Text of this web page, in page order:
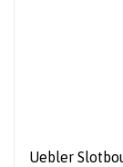
Uebler